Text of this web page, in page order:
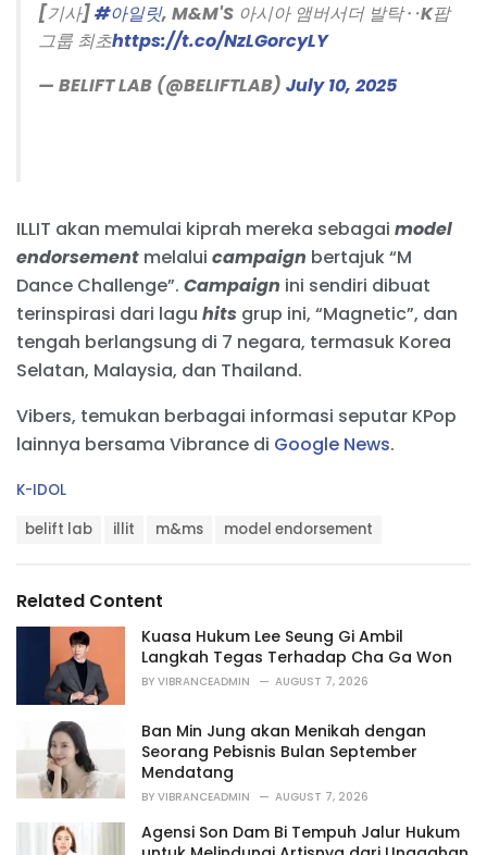
[기사]#아일릿, M&M'S 아시아 앰버서더 발탁‥K팝
그룹 최초https://t.co/NzLGorcyLY
— BELIFT LAB (@BELIFTLAB) July 10, 2025
ILLIT akan memulai kiprah mereka sebagai model
endorsement melalui campaign bertajuk “M
Dance Challenge”. Campaign ini sendiri dibuat
terinspirasi dari lagu hits grup ini, “Magnetic”, dan
tengah berlangsung di 7 negara, termasuk Korea
Selatan, Malaysia, dan Thailand.
Vibers, temukan berbagai informasi seputar KPop
lainnya bersama Vibrance di Google News.
C
r
i
K-IDOL
:
belift lab illit m&ms model endorsement
Related Content
Kuasa Hukum Lee Seung Gi Ambil
Langkah Tegas Terhadap Cha Ga Won
BY VIBRANCEADMIN AUGUST 7, 2026
Ban Min Jung akan Menikah dengan
Seorang Pebisnis Bulan September
Mendatang
BY VIBRANCEADMIN AUGUST 7, 2026
Agensi Son Dam Bi Tempuh Jalur Hukum